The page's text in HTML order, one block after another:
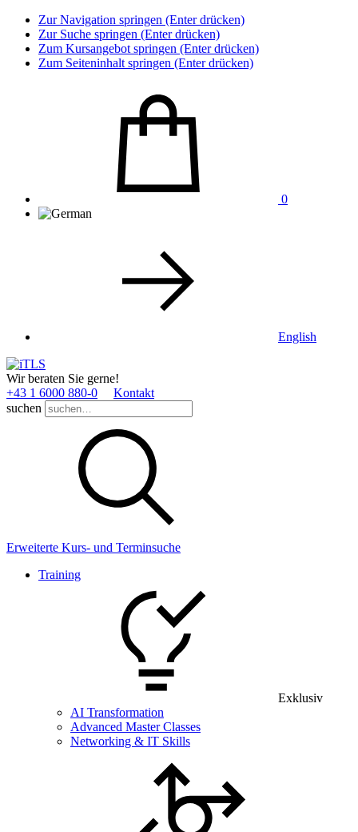
Zur Navigation springen (Enter drücken)
Zur Suche springen (Enter drücken)
Zum Kursangebot springen (Enter drücken)
Zum Seiteninhalt springen (Enter drücken)
0
English
Wir beraten Sie gerne!
+43 1 6000 880­-0
Kontakt
suchen
Erweiterte Kurs- und Terminsuche
Training
Exklusiv
AI Transformation
Advanced Master Classes
Networking & IT Skills